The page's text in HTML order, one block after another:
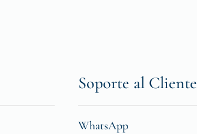
Soporte al Cliente
WhatsApp